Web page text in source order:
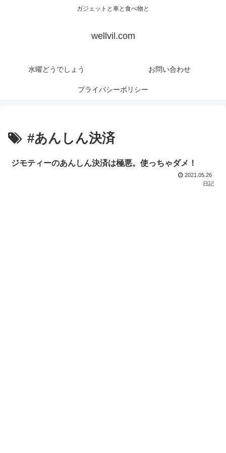
ガジェットと車と食べ物と
wellvil.com
水曜どうでしょう お問い合わせ
プライバシーポリシー
#あんしん決済
ジモティーのあんしん決済は極悪。使っちゃダメ！
2021.05.26
日記